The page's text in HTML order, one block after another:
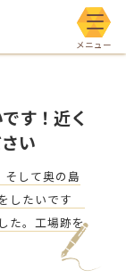
メニ
す！近く
い
そして奥の島
したいです
た。工場跡を